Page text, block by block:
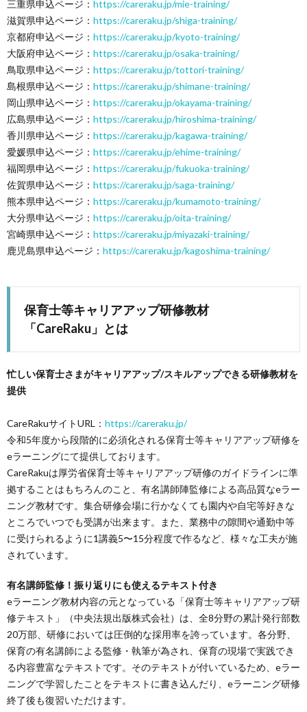
三重県申込ページ： https://careraku.jp/mie-training/
滋賀県申込ページ： https://careraku.jp/shiga-training/
京都府申込ページ： https://careraku.jp/kyoto-training/
大阪府申込ページ： https://careraku.jp/osaka-training/
鳥取県申込ページ： https://careraku.jp/tottori-training/
島根県申込ページ： https://careraku.jp/shimane-training/
岡山県申込ページ： https://careraku.jp/okayama-training/
広島県申込ページ： https://careraku.jp/hiroshima-training/
香川県申込ページ： https://careraku.jp/kagawa-training/
愛媛県申込ページ： https://careraku.jp/ehime-training/
福岡県申込ページ： https://careraku.jp/fukuoka-training/
佐賀県申込ページ： https://careraku.jp/saga-training/
熊本県申込ページ： https://careraku.jp/kumamoto-training/
大分県申込ページ： https://careraku.jp/oita-training/
宮崎県申込ページ： https://careraku.jp/miyazaki-training/
鹿児島県申込ページ： https://careraku.jp/kagoshima-training/
保育士等キャリアアップ研修教材
「CareRaku」とは
忙しい保育士さまがキャリアアップ/スキルアップできる研修教材を
提供
CareRakuサイトURL： https://careraku.jp/
令和5年度から段階的に必須化される保育士等キャリアアップ研修を
eラーニングにて提供しております。
CareRakuは厚労省保育士等キャリアアップ研修のガイドラインに準
拠することはもちろんのこと、有名講師陣監修による高品質なeラー
ニング教材です。集合研修会場に行かなくても園内や自宅等好きな
ところでいつでも受講が出来ます。また、業務中の隙間や通勤中等
に受けられるように1講義5〜15分程度で作るなど、様々な工夫が施
されています。
有名講師監修！振り返りにも使えるテキスト付き
eラーニング教材内容の元となっている「保育士等キャリアアップ研
修テキスト」（中央法規出版株式会社）は、全8分野の累計発行部数
20万部、研修においては圧倒的な採用率を誇っています。各分野、
保育の有名講師による監修・執筆が為され、保育の現場で実践でき
る内容豊富なテキストです。そのテキストが付いているため、eラー
ニングで学習したことをテキストに書き込んだり、eラーニング研修
終了後も復習いただけます。